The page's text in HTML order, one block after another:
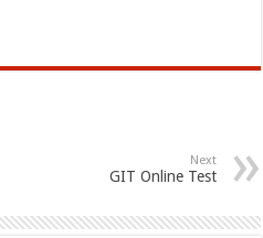
Next
GIT Online Test